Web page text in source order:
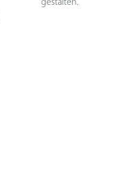
gestalten.